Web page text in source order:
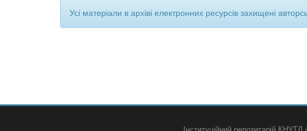
Усі матеріали в архіві електронних ресурсів захищені